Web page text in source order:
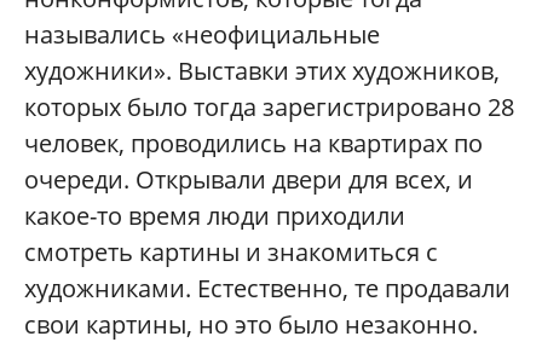
назывались «неофициальные
художники». Выставки этих художников,
которых было тогда зарегистрировано 28
человек, проводились на квартирах по
очереди. Открывали двери для всех, и
какое-то время люди приходили
смотреть картины и знакомиться с
художниками. Естественно, те продавали
свои картины, но это было незаконно.